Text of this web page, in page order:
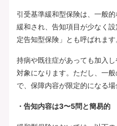
引受基準緩和型保険は、一般
緩和され、告知項目が少なく
定告知型保険」とも呼ばれます
持病や既往症があっても加入
対象になります。ただし、一
で、保障内容が限定的になる場
・告知内容は3〜5問と簡易的